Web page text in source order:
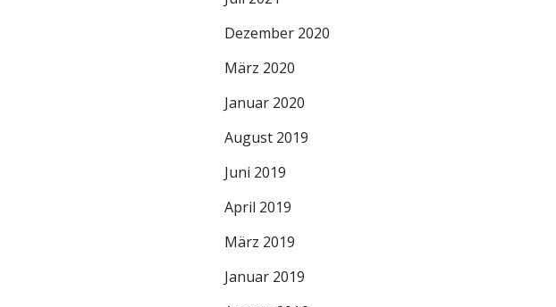
Dezember 2020
März 2020
Januar 2020
August 2019
Juni 2019
April 2019
März 2019
Januar 2019